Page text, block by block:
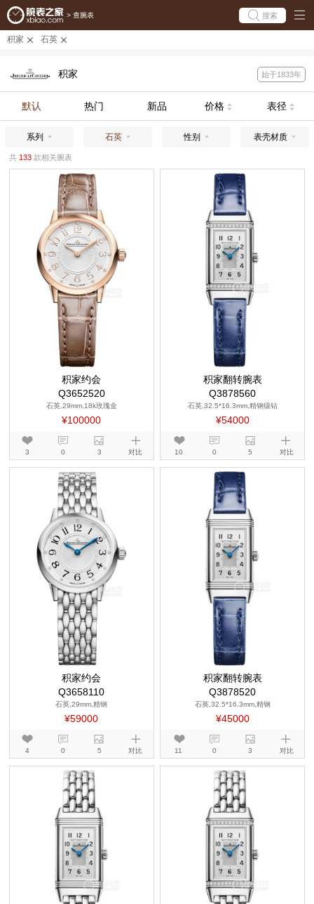
> 查腕表 搜索
积家 石英
积家 始于1833年
默认 热门 新品 价格 表径
系列 石英 性别 表壳材质
共 133款相关腕表
积家约会
Q3652520
石英,29mm,18k玫瑰金
¥100000
3 0 3 对比
积家翻转腕表
Q3878560
石英,32.5*16.3mm,精钢镶钻
¥54000
10 0 5 对比
积家约会
Q3658110
石英,29mm,精钢
¥59000
4 0 5 对比
积家翻转腕表
Q3878520
石英,32.5*16.3mm,精钢
¥45000
11 0 3 对比